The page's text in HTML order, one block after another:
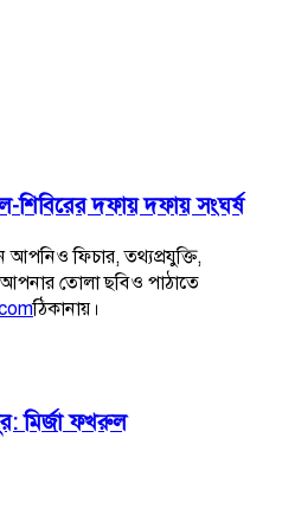
শিবিরের দফায় দফায় সংঘর্ষ
ফিচার, তথ্যপ্রযুক্তি,
তোলা ছবিও পাঠাতে
ঠিকানায়।
মির্জা ফখরুল